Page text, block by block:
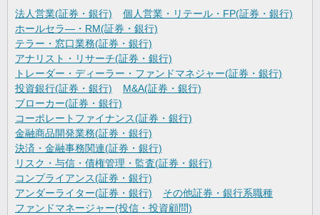
法人営業(証券・銀行)
個人営業・リテール・FP(証券・銀行)
ホールセラ―・RM(証券・銀行)
テラー・窓口業務(証券・銀行)
アナリスト・リサーチ(証券・銀行)
トレーダー・ディーラー・ファンドマネジャー(証券・銀行)
投資銀行(証券・銀行)
M&A(証券・銀行)
ブローカー(証券・銀行)
コーポレートファイナンス(証券・銀行)
金融商品開発業務(証券・銀行)
決済・金融事務関連(証券・銀行)
リスク・与信・債権管理・監査(証券・銀行)
コンプライアンス(証券・銀行)
アンダーライター(証券・銀行)
その他証券・銀行系職種
ファンドマネージャー(投信・投資顧問)